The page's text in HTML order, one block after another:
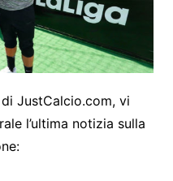
JustCalcio.com, vi
l’ultima notizia sulla